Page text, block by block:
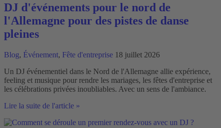
fête
?
DJ d'événements pour le nord de
l'Allemagne pour des pistes de danse
pleines
Blog, Événement, Fête d'entreprise 18 juillet 2026
Un DJ événementiel dans le Nord de l'Allemagne allie expérience,
feeling et musique pour rendre les mariages, les fêtes d'entreprise et
les célébrations privées inoubliables. Avec un sens de l'ambiance.
DJ
pour
Lire la suite de l'article »